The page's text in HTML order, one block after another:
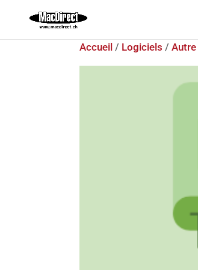
Accueil / Logiciels / Autre